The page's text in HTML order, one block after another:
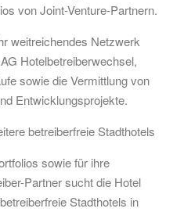
von Joint-Venture-Partnern.
weitreichendes Netzwerk
Hotelbetreiberwechsel,
sowie die Vermittlung von
Entwicklungsprojekte.
betreiberfreie Stadthotels
sowie für ihre
Partner sucht die Hotel
Stadthotels in